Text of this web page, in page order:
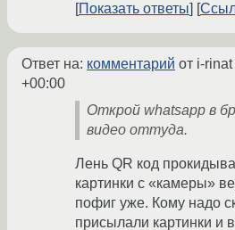
Показать ответы
Ответ на: комментарий от i-rinat
+00:00
Открой whatsapp в
видео оттуда.
Лень QR код
картинки с «камеры»
пофиг уже. Кому надо
присылали картинки и